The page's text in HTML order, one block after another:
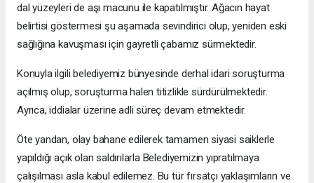
dal yüzeyleri de aşı macunu ile kapatılmıştır. Ağacın hayat
belirtisi göstermesi şu aşamada sevindirici olup, yeniden eski
sağlığına kavuşması için gayretli çabamız sürmektedir.
Konuyla ilgili belediyemiz bünyesinde derhal idari soruşturma
açılmış olup, soruşturma halen titizlikle sürdürülmektedir.
Ayrıca, iddialar üzerine adli süreç devam etmektedir.
Öte yandan, olay bahane edilerek tamamen siyasi saiklerle
yapıldığı açık olan saldırılarla Belediyemizin yıpratılmaya
çalışılması asla kabul edilemez. Bu tür fırsatçı yaklaşımların ve